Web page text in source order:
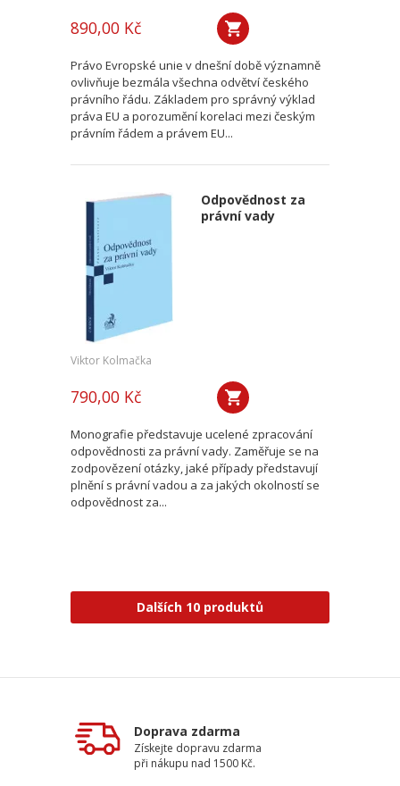
890,00 Kč
Právo Evropské unie v dnešní době významně
ovlivňuje bezmála všechna odvětví českého
právního řádu. Základem pro správný výklad
práva EU a porozumění korelaci mezi českým
právním řádem a právem EU...
Odpovědnost za
právní vady
Viktor Kolmačka
790,00 Kč
Monografie představuje ucelené zpracování
odpovědnosti za právní vady. Zaměřuje se na
zodpovězení otázky, jaké případy představují
plnění s právní vadou a za jakých okolností se
odpovědnost za...
Dalších 10 produktů
Doprava zdarma
Získejte dopravu zdarma
při nákupu nad 1500 Kč.